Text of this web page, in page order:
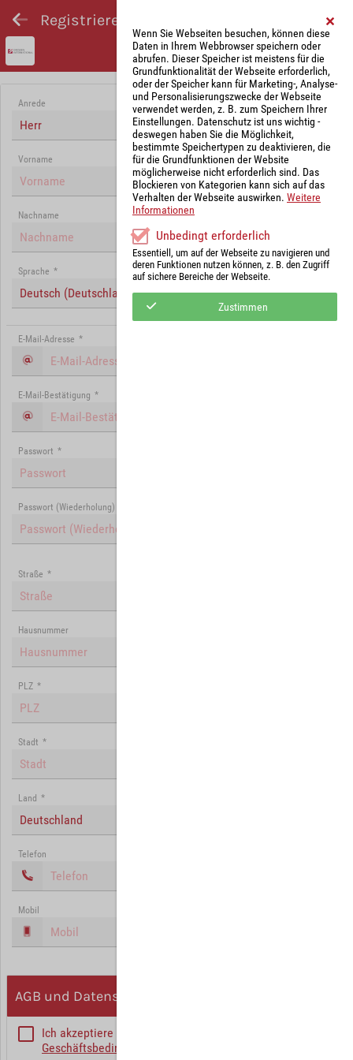
Registrieren und Angebot abgeben
Anrede
Herr
Vorname
Nachname
Sprache *
Deutsch (Deutschland)
E-Mail-Adresse *
E-Mail-Bestätigung *
Passwort *
Passwort (Wiederholung)
Straße *
Hausnummer
PLZ *
Stadt *
Land *
Deutschland
Telefon
Mobil
AGB und Datenschutz
Ich akzeptiere die
Geschäftsbedingungen
Wenn Sie Webseiten besuchen, können diese
Daten in Ihrem Webbrowser speichern oder
abrufen. Dieser Speicher ist meistens für die
Grundfunktionalität der Webseite erforderlich,
oder der Speicher kann für Marketing-, Analyse-
und Personalisierungszwecke der Webseite
verwendet werden, z. B. zum Speichern Ihrer
Einstellungen. Datenschutz ist uns wichtig -
deswegen haben Sie die Möglichkeit,
bestimmte Speichertypen zu deaktivieren, die
für die Grundfunktionen der Website
möglicherweise nicht erforderlich sind. Das
Blockieren von Kategorien kann sich auf das
Verhalten der Webseite auswirken. Weitere
Informationen
Unbedingt erforderlich
Essentiell, um auf der Webseite zu navigieren und
deren Funktionen nutzen können, z. B. den Zugriff
auf sichere Bereiche der Webseite.
Zustimmen